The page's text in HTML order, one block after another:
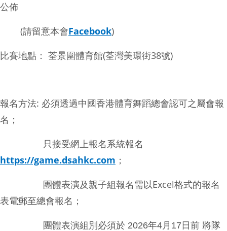
公佈
(請留意本會Facebook)
比賽地點： 荃景圍體育館(荃灣美環街38號)
報名方法: 必須透過中國香港體育舞蹈總會認可之屬會報
名；
只接受網上報名系統報名
https://game.dsahkc.com ；
團體表演及親子組報名需以Excel格式的報名
表電郵至總會報名；
團體表演組別必須於 2026年4月17日前 將隊